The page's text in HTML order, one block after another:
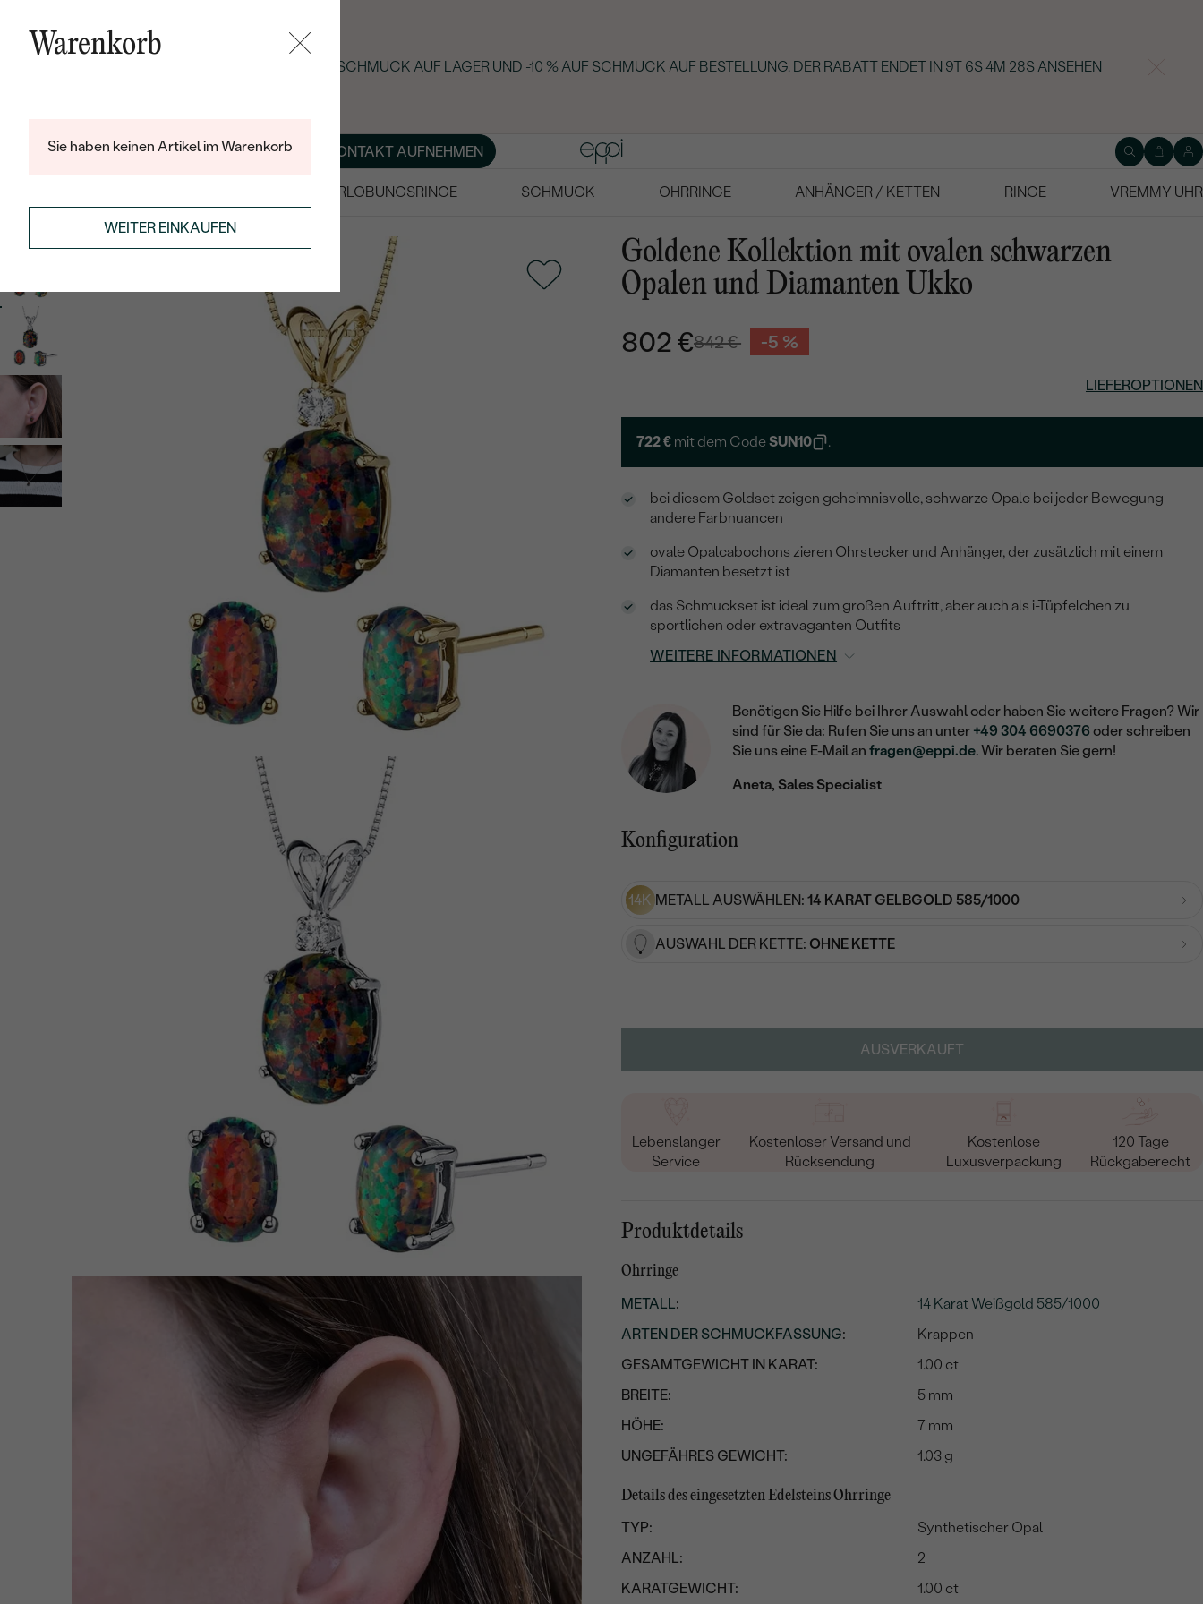
SOMMER-BLACK-FRIDAY: -25 % AUF SCHMUCK AUF LAGER UND -10 % AUF SCHMUCK AUF BESTELLUNG. DER RABATT ENDET IN 9T 6S 4M 27S ANSEHEN
ÜBER UNS MAGAZINSCHMUCK NACH MASS KONTAKT AUFNEHMEN
VERLOBUNGSRINGE SCHMUCK OHRRINGE ANHÄNGER / KETTEN RINGE
VREMMY UHR
GOLDSCHMUCK-SETS
Goldene Kollektion mit ovalen schwarzen
Opalen und Diamanten Ukko
802 €842 € -5 %
LIEFEROPTIONEN
722 € mit dem CodeSUN10 .
bei diesem Goldset zeigen geheimnisvolle, schwarze Opale bei jeder Bewegung
andere Farbnuancen
ovale Opalcabochons zieren Ohrstecker und Anhänger, der zusätzlich mit einem
Diamanten besetzt ist
das Schmuckset ist ideal zum großen Auftritt, aber auch als i-Tüpfelchen zu
sportlichen oder extravaganten Outfits
WEITERE INFORMATIONEN
Benötigen Sie Hilfe bei Ihrer Auswahl oder haben Sie weitere Fragen? Wir
sind für Sie da: Rufen Sie uns an unter +49 304 6690376 oder schreiben
Sie uns eine E-Mail anfragen@eppi.de. Wir beraten Sie gern!
Aneta, Sales Specialist
Konfiguration
14K METALL AUSWÄHLEN: 14 KARAT GELBGOLD 585/1000
AUSWAHL DER KETTE: OHNE KETTE
AUSVERKAUFT
Lebenslanger
Service
Kostenloser Versand und
Rücksendung
Kostenlose
Luxusverpackung
120 Tage
Rückgaberecht
Produktdetails
Ohrringe
METALL:
14 Karat Weißgold 585/1000
ARTEN DER SCHMUCKFASSUNG:
Krappen
GESAMTGEWICHT IN KARAT:
1.00 ct
BREITE:
5 mm
HÖHE:
7 mm
UNGEFÄHRES GEWICHT:
1.03 g
Details des eingesetzten Edelsteins Ohrringe
TYP:
Synthetischer Opal
ANZAHL:
2
KARATGEWICHT:
1.00 ct
Warenkorb
Sie haben keinen Artikel im Warenkorb
WEITER EINKAUFEN